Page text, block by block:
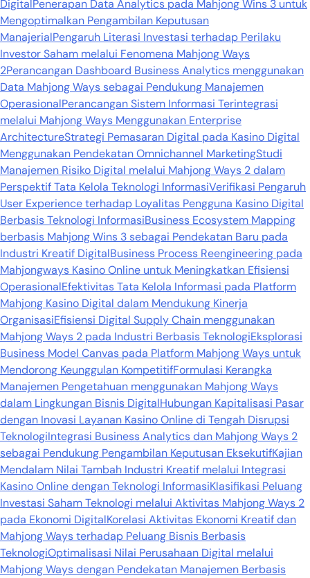
DigitalPenerapan Data Analytics pada Mahjong Wins 3 untuk
Mengoptimalkan Pengambilan Keputusan
ManajerialPengaruh Literasi Investasi terhadap Perilaku
Investor Saham melalui Fenomena Mahjong Ways
2Perancangan Dashboard Business Analytics menggunakan
Data Mahjong Ways sebagai Pendukung Manajemen
OperasionalPerancangan Sistem Informasi Terintegrasi
melalui Mahjong Ways Menggunakan Enterprise
ArchitectureStrategi Pemasaran Digital pada Kasino Digital
Menggunakan Pendekatan Omnichannel MarketingStudi
Manajemen Risiko Digital melalui Mahjong Ways 2 dalam
Perspektif Tata Kelola Teknologi InformasiVerifikasi Pengaruh
User Experience terhadap Loyalitas Pengguna Kasino Digital
Berbasis Teknologi InformasiBusiness Ecosystem Mapping
berbasis Mahjong Wins 3 sebagai Pendekatan Baru pada
Industri Kreatif DigitalBusiness Process Reengineering pada
Mahjongways Kasino Online untuk Meningkatkan Efisiensi
OperasionalEfektivitas Tata Kelola Informasi pada Platform
Mahjong Kasino Digital dalam Mendukung Kinerja
OrganisasiEfisiensi Digital Supply Chain menggunakan
Mahjong Ways 2 pada Industri Berbasis TeknologiEksplorasi
Business Model Canvas pada Platform Mahjong Ways untuk
Mendorong Keunggulan KompetitifFormulasi Kerangka
Manajemen Pengetahuan menggunakan Mahjong Ways
dalam Lingkungan Bisnis DigitalHubungan Kapitalisasi Pasar
dengan Inovasi Layanan Kasino Online di Tengah Disrupsi
TeknologiIntegrasi Business Analytics dan Mahjong Ways 2
sebagai Pendukung Pengambilan Keputusan EksekutifKajian
Mendalam Nilai Tambah Industri Kreatif melalui Integrasi
Kasino Online dengan Teknologi InformasiKlasifikasi Peluang
Investasi Saham Teknologi melalui Aktivitas Mahjong Ways 2
pada Ekonomi DigitalKorelasi Aktivitas Ekonomi Kreatif dan
Mahjong Ways terhadap Peluang Bisnis Berbasis
TeknologiOptimalisasi Nilai Perusahaan Digital melalui
Mahjong Ways dengan Pendekatan Manajemen Berbasis